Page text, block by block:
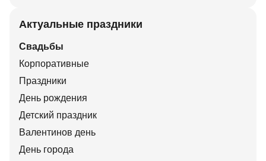
Актуальные праздники
Свадьбы
Корпоративные
Праздники
День рождения
Детский праздник
Валентинов день
День города